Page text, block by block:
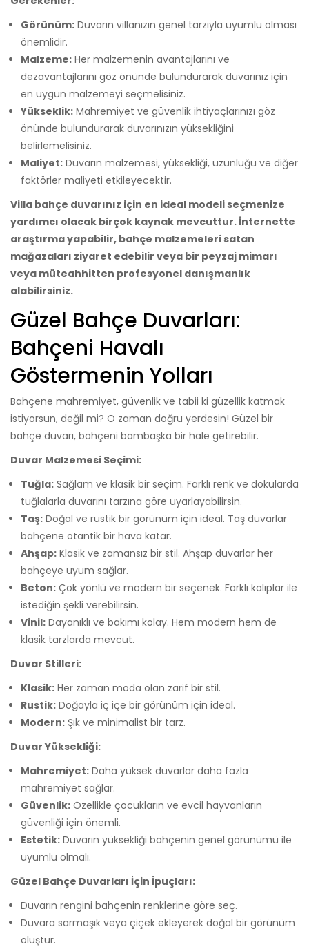
Görünüm: Duvarın villanızın genel tarzıyla uyumlu olması
önemlidir.
Malzeme: Her malzemenin avantajlarını ve
dezavantajlarını göz önünde bulundurarak duvarınız için
en uygun malzemeyi seçmelisiniz.
Yükseklik: Mahremiyet ve güvenlik ihtiyaçlarınızı göz
önünde bulundurarak duvarınızın yüksekliğini
belirlemelisiniz.
Maliyet: Duvarın malzemesi, yüksekliği, uzunluğu ve diğer
faktörler maliyeti etkileyecektir.
Villa bahçe duvarınız için en ideal modeli seçmenize
yardımcı olacak birçok kaynak mevcuttur. İnternette
araştırma yapabilir, bahçe malzemeleri satan
mağazaları ziyaret edebilir veya bir peyzaj mimarı
veya müteahhitten profesyonel danışmanlık
alabilirsiniz.
Güzel Bahçe Duvarları:
Bahçeni Havalı
Göstermenin Yolları
Bahçene mahremiyet, güvenlik ve tabii ki güzellik katmak
istiyorsun, değil mi? O zaman doğru yerdesin! Güzel bir
bahçe duvarı, bahçeni bambaşka bir hale getirebilir.
Duvar Malzemesi Seçimi:
Tuğla: Sağlam ve klasik bir seçim. Farklı renk ve dokularda
tuğlalarla duvarını tarzına göre uyarlayabilirsin.
Taş: Doğal ve rustik bir görünüm için ideal. Taş duvarlar
bahçene otantik bir hava katar.
Ahşap: Klasik ve zamansız bir stil. Ahşap duvarlar her
bahçeye uyum sağlar.
Beton: Çok yönlü ve modern bir seçenek. Farklı kalıplar ile
istediğin şekli verebilirsin.
Vinil: Dayanıklı ve bakımı kolay. Hem modern hem de
klasik tarzlarda mevcut.
Duvar Stilleri:
Klasik: Her zaman moda olan zarif bir stil.
Rustik: Doğayla iç içe bir görünüm için ideal.
Modern: Şık ve minimalist bir tarz.
Duvar Yüksekliği:
Mahremiyet: Daha yüksek duvarlar daha fazla
mahremiyet sağlar.
Güvenlik: Özellikle çocukların ve evcil hayvanların
güvenliği için önemli.
Estetik: Duvarın yüksekliği bahçenin genel görünümü ile
uyumlu olmalı.
Güzel Bahçe Duvarları İçin İpuçları:
Duvarın rengini bahçenin renklerine göre seç.
Duvara sarmaşık veya çiçek ekleyerek doğal bir görünüm
oluştur.